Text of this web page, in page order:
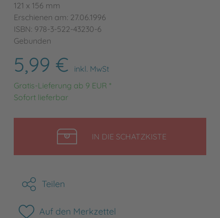
121 x 156 mm
Erschienen am: 27.06.1996
ISBN: 978-3-522-43230-6
Gebunden
5,99 €
inkl. MwSt
Gratis-Lieferung ab 9 EUR *
Sofort lieferbar
IN DIE SCHATZKISTELEGEN
Teilen
Auf den Merkzettel